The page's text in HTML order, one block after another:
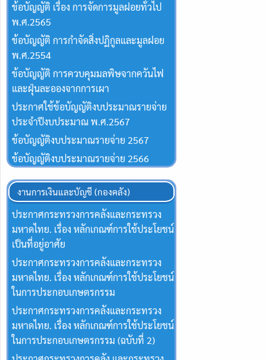
ข้อบัญญัติ เรื่อง การจัดการมูลฝอยทั่วไป
พ.ศ.2565
ข้อบัญญัติ การกำจัดสิ่งปฏิกูลและมูลฝอย
พ.ศ.2554
ข้อบัญญัติ การควบคุมมลพิษจากควันไฟ
และฝุ่นละอองจากการเผา
ประกาศใช้ข้อบัญญัติงบประมาณรายจ่าย
ประจำปีงบประมาณ พ.ศ.2567
ข้อบัญญัติงบประมาณรายจ่าย 2567
ข้อบัญญัติงบประมาณรายจ่าย 2566
งานการเงินและบัญชี (กองคลัง)
ประกาศกระทรวงการคลังและกระทรวง
มหาดไทย. เรื่อง หลักเกณฑ์การใช้ประโยชน์
เป็นที่อยู่อาศัย
ประกาศกระทรวงการคลังและกระทรวง
มหาดไทย. เรื่อง หลักเกณฑ์การใช้ประโยชน์
ในการประกอบเกษตรกรรม
ประกาศกระทรวงการคลังและกระทรวง
มหาดไทย. เรื่อง หลักเกณฑ์การใช้ประโยชน์
ในการประกอบเกษตรกรรม (ฉบับที่ 2)